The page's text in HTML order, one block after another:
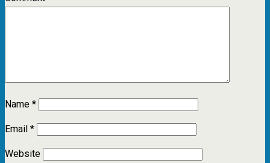
Name*
Email*
Website